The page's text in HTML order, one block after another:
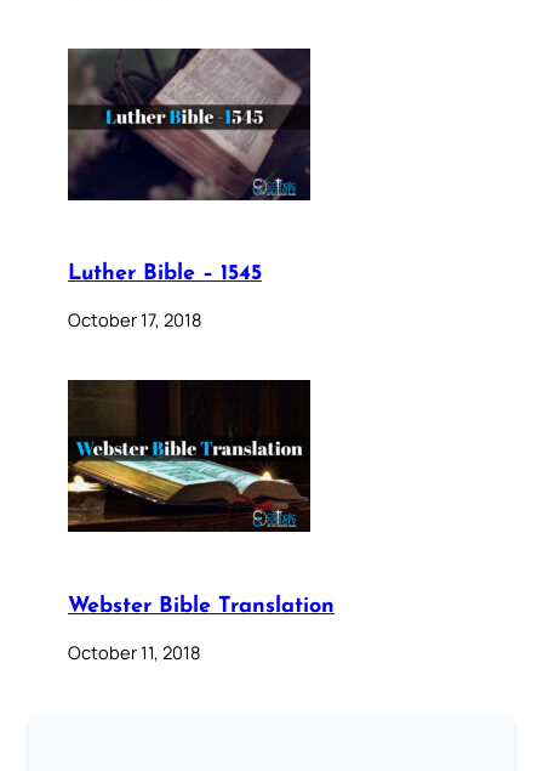
Luther Bible – 1545
October 17, 2018
Webster Bible Translation
October 11, 2018